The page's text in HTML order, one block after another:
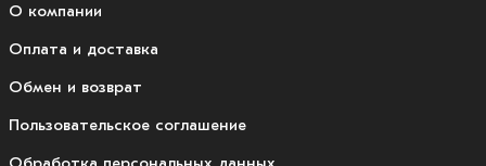
О компании
Оплата и доставка
Обмен и возврат
Пользовательское соглашение